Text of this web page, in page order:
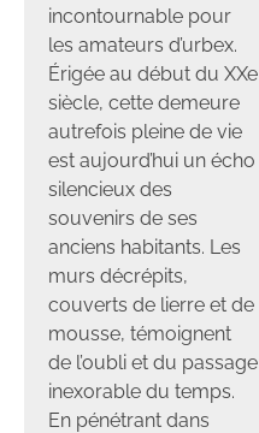
incontournable pour
les amateurs d’urbex.
Érigée au début du XXe
siècle, cette demeure
autrefois pleine de vie
est aujourd’hui un écho
silencieux des
souvenirs de ses
anciens habitants. Les
murs décrépits,
couverts de lierre et de
mousse, témoignent
de l’oubli et du passage
inexorable du temps.
En pénétrant dans